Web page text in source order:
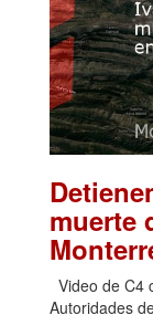
muerte
Video de C4
Autoridades